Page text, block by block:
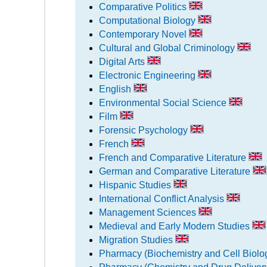
Comparative Politics
Computational Biology
Contemporary Novel
Cultural and Global Criminology
Digital Arts
Electronic Engineering
English
Environmental Social Science
Film
Forensic Psychology
French
French and Comparative Literature
German and Comparative Literature
Hispanic Studies
International Conflict Analysis
Management Sciences
Medieval and Early Modern Studies
Migration Studies
Pharmacy (Biochemistry and Cell